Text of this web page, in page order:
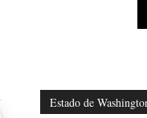
Estado de